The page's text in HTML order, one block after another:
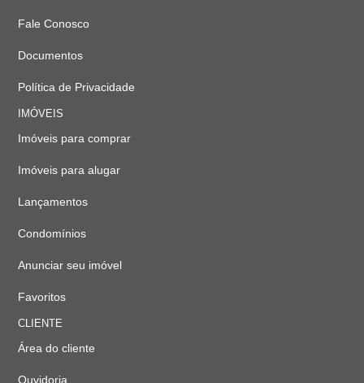
Fale Conosco
Documentos
Política de Privacidade
IMÓVEIS
Imóveis para comprar
Imóveis para alugar
Lançamentos
Condomínios
Anunciar seu imóvel
Favoritos
CLIENTE
Área do cliente
Ouvidoria